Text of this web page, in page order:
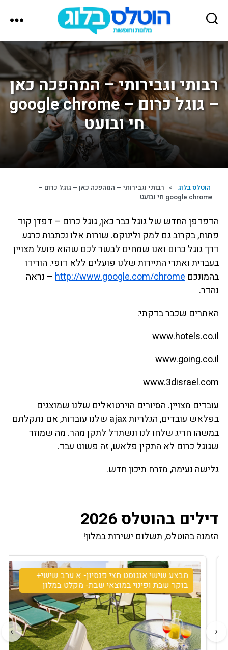
הוטלס
בלוג
רבותי וגבירותי – המהפכה כאן
– גוגל כרום – google chrome
חי ובועט
הוטלס בלוג > רבותי וגבירותי – המהפכה כאן – גוגל כרום –
google chrome חי ובועט
הדפדפן החדש של גוגל כבר כאן, גוגל כרום – דפדן קוד
פתוח, בקרוב גם למק ולינוקס. שורות אלו נכתבות כרגע
דרך גוגל כרום ואנו שמחים לבשר לכם שהוא פועל מצויין
בעברית ואתרי התיירות שלנו פועלים ללא דופי. הורידו
בהמונכם http://www.google.com/chrome – נראה
נהדר.
האתרים שכבר בדקתי:
www.hotels.co.il
www.going.co.il
www.3disrael.com
עובדים מצויין. הסיורים הוירטואלים שלנו שמוצגים
בפלאש עובדים, הגלריות ajax שלנו עובדות, אם נתקלתם
במשהו חריג שלחו לנו ונשתדל לתקן מהר. מה שמוזר
שגוגל כרום לא התקין פלאש, זה פשוט עבד.
גלישה נעימה, מזרח תיכון חדש.
דילים בהוטלס 2026
הזמנה בהוטלס, תשלום ישירות במלון!
מבצע שישי אוגוסט חצי פנסיון- א.ערב שישי+
בוקר שבת ופינוי במוצאי שבת- מקלט במלון
‹
›